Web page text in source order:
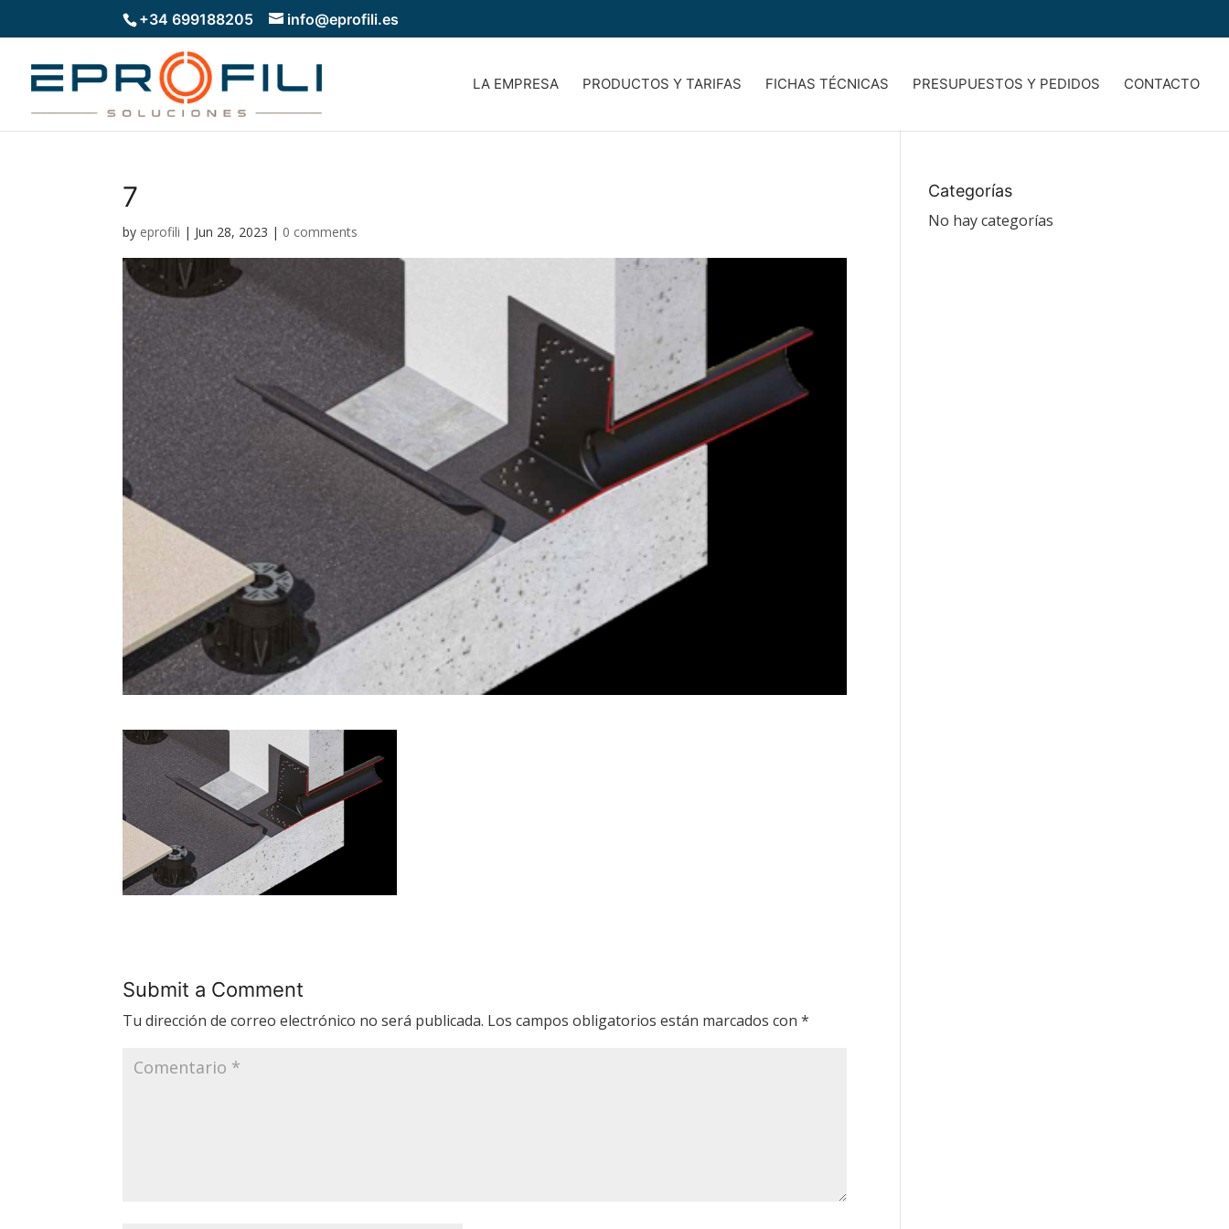
+34 699188205 info@eprofili.es
LA EMPRESA PRODUCTOS Y TARIFAS FICHAS TÉCNICAS PRESUPUESTOS Y PEDIDOS CONTACTO
7
by eprofili | Jun 28, 2023 | 0 comments
Submit a Comment
Tu dirección de correo electrónico no será publicada. Los campos obligatorios están marcados con*
Categorías
No hay categorías